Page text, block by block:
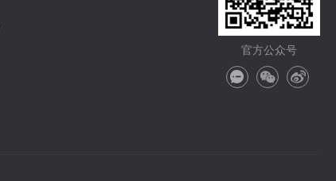
官方公众号
在
微
微